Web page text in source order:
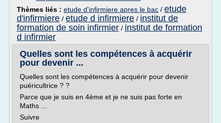
Thèmes liés : etude d'infirmiere apres le bac / etude
d'infirmiere / etude d infirmiere / institut de
formation de soin infirmier / institut de formation
d infirmier
Quelles sont les compétences à acquérir
pour devenir ...
Quelles sont les compétences à acquérir pour devenir
puéricultrice ? ?
Parce que je suis en 4ème et je ne suis pas forte en
Maths ...
Suivre